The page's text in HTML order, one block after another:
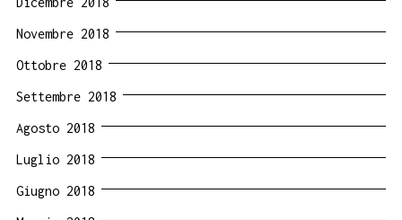
Novembre 2018
Ottobre 2018
Settembre 2018
Agosto 2018
Luglio 2018
Giugno 2018